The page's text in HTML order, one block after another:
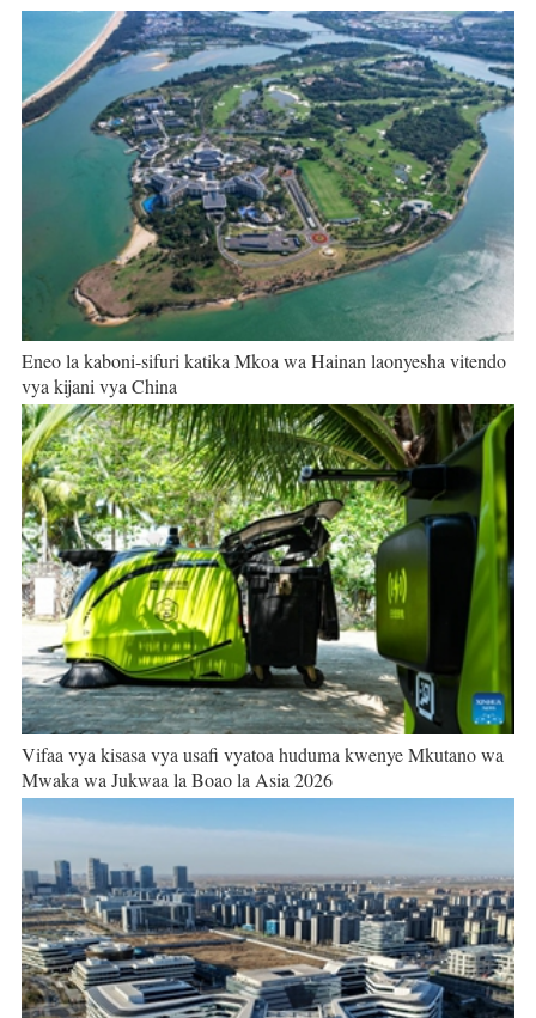
Eneo la kaboni-sifuri katika Mkoa wa Hainan laonyesha vitendo
vya kijani vya China
Vifaa vya kisasa vya usafi vyatoa huduma kwenye Mkutano wa
Mwaka wa Jukwaa la Boao la Asia 2026